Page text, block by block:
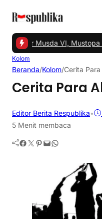
Gelar Musda VI, Mustopa
Kolom
Beranda/Kolom/Cerita
Cerita Para
Editor Berita Respublika•
5 Menit membaca
Facebook Twitter Pinterest Mail WhatsApp